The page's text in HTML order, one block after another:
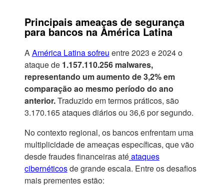
Principais ameaças de segurança
para bancos na América Latina
AAmérica Latina sofreu entre 2023 e 2024 o
ataque de1.157.110.256 malwares,
representando um aumento de 3,2% em
comparação ao mesmo período do ano
anterior.Traduzido em termos práticos, são
3.170.165 ataques diários ou 36,6 por segundo.
No contexto regional, os bancos enfrentam uma
multiplicidade de ameaças específicas, que vão
desde fraudes financeiras atéataques
cibernéticosde grande escala. Entre os desafios
mais prementes estão: